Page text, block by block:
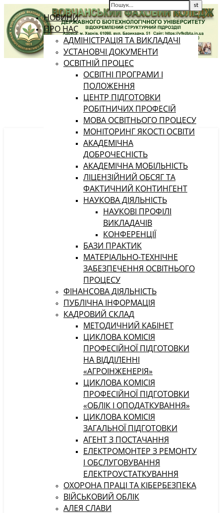
НОВИНИ
ПРО НАС
АДМІНІСТРАЦІЯ ТА ВИКЛАДАЧІ
УСТАНОВЧІ ДОКУМЕНТИ
ОСВІТНІЙ ПРОЦЕС
ОСВІТНІ ПРОГРАМИ І
ПОЛОЖЕННЯ
ЦЕНТР ПІДГОТОВКИ
РОБІТНИЧИХ ПРОФЕСІЙ
МОВА ОСВІТНЬОГО ПРОЦЕСУ
МОНІТОРИНГ ЯКОСТІ ОСВІТИ
АКАДЕМІЧНА
ДОБРОЧЕСНІСТЬ
АКАДЕМІЧНА МОБІЛЬНІСТЬ
ЛІЦЕНЗІЙНИЙ ОБСЯГ ТА
ФАКТИЧНИЙ КОНТИНГЕНТ
НАУКОВА ДІЯЛЬНІСТЬ
НАУКОВІ ПРОФІЛІ
ВИКЛАДАЧІВ
КОНФЕРЕНЦІЇ
БАЗИ ПРАКТИК
МАТЕРІАЛЬНО-ТЕХНІЧНЕ
ЗАБЕЗПЕЧЕННЯ ОСВІТНЬОГО
ПРОЦЕСУ
ФІНАНСОВА ДІЯЛЬНІСТЬ
ПУБЛІЧНА ІНФОРМАЦІЯ
КАДРОВИЙ СКЛАД
МЕТОДИЧНИЙ КАБІНЕТ
ЦИКЛОВА КОМІСІЯ
ПРОФЕСІЙНОЇ ПІДГОТОВКИ
НА ВІДДІЛЕННІ
«АГРОІНЖЕНЕРІЯ»
ЦИКЛОВА КОМІСІЯ
ПРОФЕСІЙНОЇ ПІДГОТОВКИ
«ОБЛІК І ОПОДАТКУВАННЯ»
ЦИКЛОВА КОМІСІЯ
ЗАГАЛЬНОЇ ПІДГОТОВКИ
АГЕНТ З ПОСТАЧАННЯ
ЕЛЕКТРОМОНТЕР З РЕМОНТУ
І ОБСЛУГОВУВАННЯ
ЕЛЕКТРОУСТАТКУВАННЯ
ОХОРОНА ПРАЦІ ТА КІБЕРБЕЗПЕКА
ВІЙСЬКОВИЙ ОБЛІК
АЛЕЯ СЛАВИ